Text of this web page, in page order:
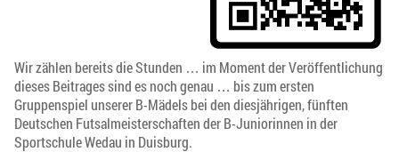
Wir zählen bereits die Stunden … im Moment der Veröffentlichung
dieses Beitrages sind es noch genau … bis zum ersten
Gruppenspiel unserer B-Mädels bei den diesjährigen, fünften
Deutschen Futsalmeisterschaften der B-Juniorinnen in der
Sportschule Wedau in Duisburg.